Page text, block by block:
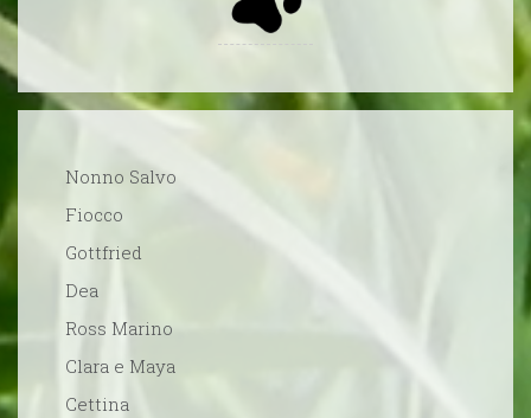
Nonno Salvo
Fiocco
Gottfried
Dea
Ross Marino
Clara e Maya
Cettina